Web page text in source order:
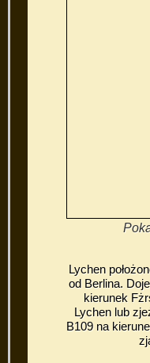
Lychen
od Berlina.
kierunek
Lychen lub
B109 na